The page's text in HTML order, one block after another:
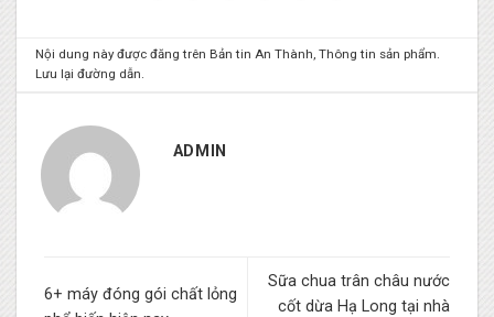
Nội dung này được đăng trên Bản tin An Thành,Thông tin sản phẩm.
Lưu lạiđường dẫn.
ADMIN
6+ máy đóng gói chất lỏng
Sữa chua trân châu nước
cốt dừa Hạ Long tại nhà